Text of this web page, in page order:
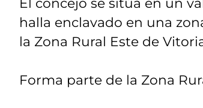
halla enclavado en una
la Zona Rural Este de
Forma parte de la Zona